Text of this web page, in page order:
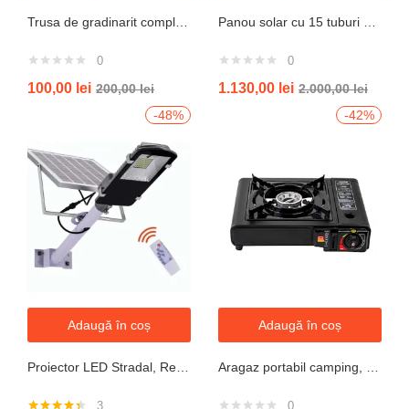
Trusa de gradinarit completa servieta, 14 piese
0
100,00 lei 200,00lei
Panou solar cu 15 tuburi vidate pentru preparare apa calda menajera cu rezervor nepresurizat 150 litri jrh
0
1.130,00 lei 2.000,00lei
-48%
Adaugă în coș
Proiector LED Stradal, Rezistent La Apa IP67, Cu Panou Solar, 100W, 220LED, Cu Telecomanda
3
-42%
Adaugă în coș
Aragaz portabil camping, aprindere automata, negru
0